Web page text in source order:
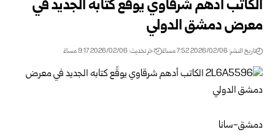
الكاتب أدهم شرقاوي يوقّع كتابه الجديد في
معرض دمشق الدولي
تاريخ النشر: 2026/02/06 7:52 مساءً اخر تحديث: 2026/02/06 9:17 مساءً
دمشق-سانا